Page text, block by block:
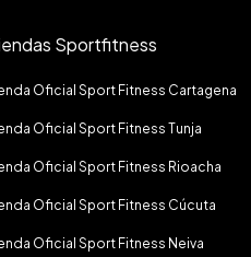
Sportfitness
Oficial Sport Fitness Cartagena
Oficial Sport Fitness Tunja
Oficial Sport Fitness Rioacha
Oficial Sport Fitness Cúcuta
Oficial Sport Fitness Neiva